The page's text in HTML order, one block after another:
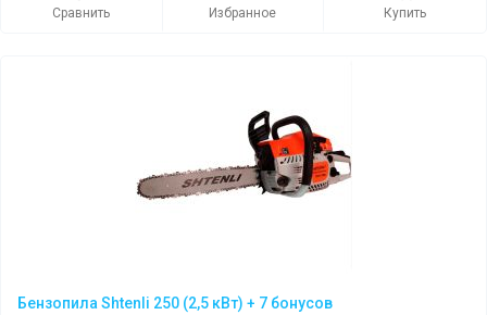
Сравнить Избранное Купить
Бензопила Shtenli 250 (2,5 кВт) + 7 бонусов